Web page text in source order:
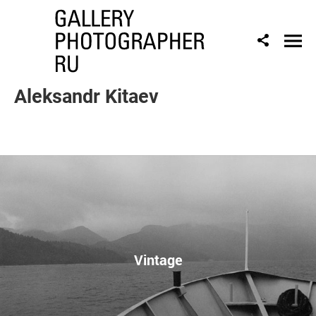
Aleksandr Kitaev
Vintage